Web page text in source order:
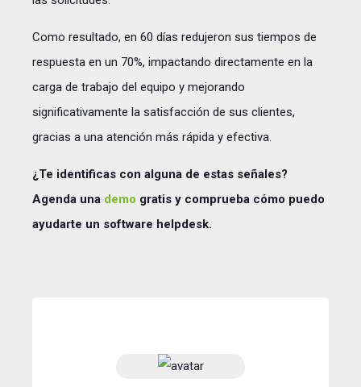
Como resultado, en 60 días redujeron sus tiempos de
respuesta en un 70%, impactando directamente en la
carga de trabajo del equipo y mejorando
significativamente la satisfacción de sus clientes,
gracias a una atención más rápida y efectiva.
¿Te identificas con alguna de estas señales?
Agenda una demo gratis y comprueba cómo puedo
ayudarte un software helpdesk.